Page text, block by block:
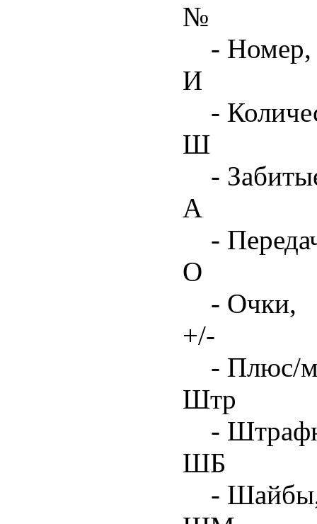
№
- Номер,
И
-
Ш
-
А
-
О
- Очки,
+/-
- Плюс/
Штр
-
ШБ
- Шайбы,